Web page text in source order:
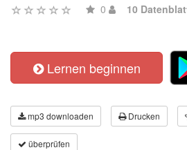
0 10
Lernen beginnen
mp3 downloaden Drucken
überprüfen